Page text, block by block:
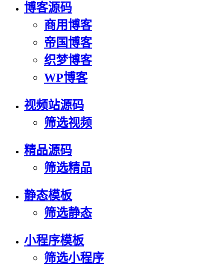
博客源码
商用博客
帝国博客
织梦博客
WP博客
视频站源码
筛选视频
精品源码
筛选精品
静态模板
筛选静态
小程序模板
筛选小程序